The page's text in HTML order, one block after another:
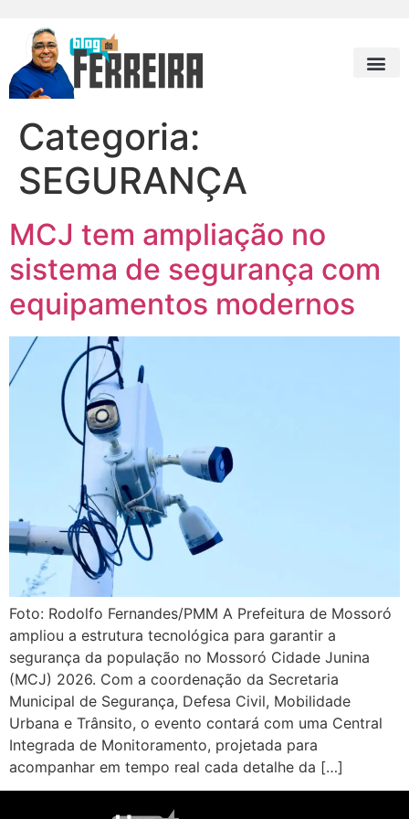
Categoria:
SEGURANÇA
MCJ tem ampliação no
sistema de segurança com
equipamentos modernos
Foto: Rodolfo Fernandes/PMM ​A Prefeitura de Mossoró
ampliou a estrutura tecnológica para garantir a
segurança da população no Mossoró Cidade Junina
(MCJ) 2026. Com a coordenação da Secretaria
Municipal de Segurança, Defesa Civil, Mobilidade
Urbana e Trânsito, o evento contará com uma Central
Integrada de Monitoramento, projetada para
acompanhar em tempo real cada detalhe da […]